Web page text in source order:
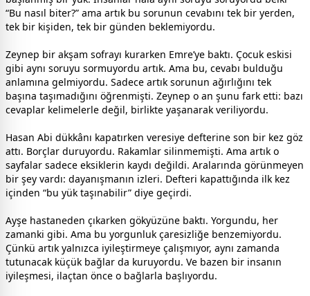
“Bu nasıl biter?” ama artık bu sorunun cevabını tek bir yerden,
tek bir kişiden, tek bir günden beklemiyordu.
Zeynep bir akşam sofrayı kurarken Emre’ye baktı. Çocuk eskisi
gibi aynı soruyu sormuyordu artık. Ama bu, cevabı bulduğu
anlamına gelmiyordu. Sadece artık sorunun ağırlığını tek
başına taşımadığını öğrenmişti. Zeynep o an şunu fark etti: bazı
cevaplar kelimelerle değil, birlikte yaşanarak veriliyordu.
Hasan Abi dükkânı kapatırken veresiye defterine son bir kez göz
attı. Borçlar duruyordu. Rakamlar silinmemişti. Ama artık o
sayfalar sadece eksiklerin kaydı değildi. Aralarında görünmeyen
bir şey vardı: dayanışmanın izleri. Defteri kapattığında ilk kez
içinden “bu yük taşınabilir” diye geçirdi.
Ayşe hastaneden çıkarken gökyüzüne baktı. Yorgundu, her
zamanki gibi. Ama bu yorgunluk çaresizliğe benzemiyordu.
Çünkü artık yalnızca iyileştirmeye çalışmıyor, aynı zamanda
tutunacak küçük bağlar da kuruyordu. Ve bazen bir insanın
iyileşmesi, ilaçtan önce o bağlarla başlıyordu.